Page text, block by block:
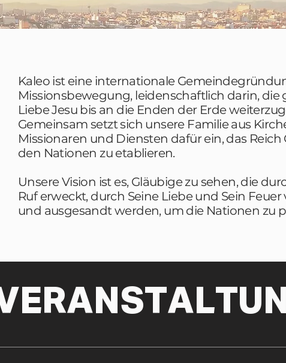
Kaleo ist eine internationale
Missionsbewegung, leidenschaftlich darin, die
Liebe Jesu bis an die Enden der Erde
Gemeinsam setzt sich unsere Familie aus
Missionaren und Diensten dafür ein, das Reich
den Nationen zu etablieren.
Unsere Vision ist es, Gläubige zu sehen, die
Ruf erweckt, durch Seine Liebe und Sein
und ausgesandt werden, um die Nationen zu